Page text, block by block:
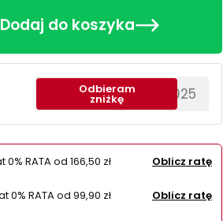
Dodaj do koszyka
********EWS2025
Odbieram
zniżkę
0% RATA od 166,50 zł Oblicz ratę
0% RATA od 99,90 zł Oblicz ratę